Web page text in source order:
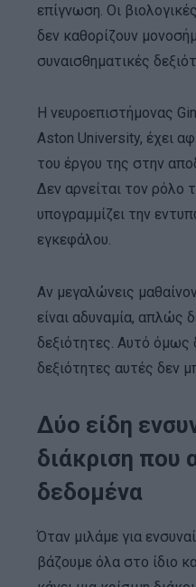
επίγνωση. Οι
δεν καθορίζουν
συναισθηματικές
Η νευροεπιστήμονας
Aston University, έχει
του έργου της στην
Δεν αρνείται τον ρόλο
υπογραμμίζει την
εγκεφάλου.
Αν μεγαλώνεις
είναι αδυναμία, απλώς
δεξιότητες. Αυτό όμως
δεξιότητες αυτές δεν
Δύο είδη
διάκριση που
δεδομένα
Όταν μιλάμε για
βάζουμε όλα στο ίδιο